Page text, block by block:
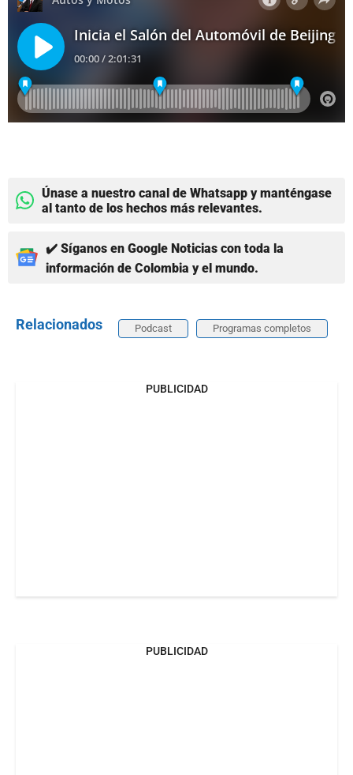
Únase a nuestro canal de Whatsapp y manténgase
al tanto de los hechos más relevantes.
✔️ Síganos en Google Noticias con toda la
información de Colombia y el mundo.
Relacionados Podcast Programas completos
PUBLICIDAD
PUBLICIDAD